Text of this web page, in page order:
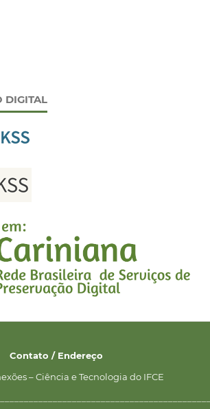
DIGITAL
Contato / Endereço
– Ciência e Tecnologia do IFCE